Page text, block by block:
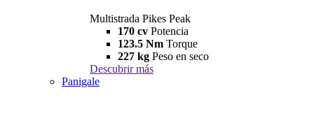
Multistrada Pikes Peak
170 cv Potencia
123.5 Nm Torque
227 kg Peso en seco
Descubrir más
Panigale